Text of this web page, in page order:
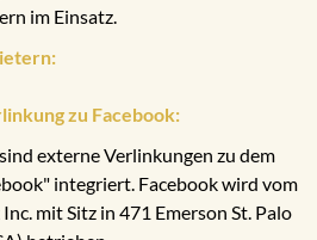
im Einsatz.
zu Facebook:
externe Verlinkungen zu dem
integriert. Facebook wird vom
mit Sitz in 471 Emerson St. Palo